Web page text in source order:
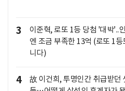
3
이준혁, 로또 1등 당첨 '대박'..
엔 조금 부족한 13억 (로또 1등
니다)
4
故 이건희, 투명인간 취급받던